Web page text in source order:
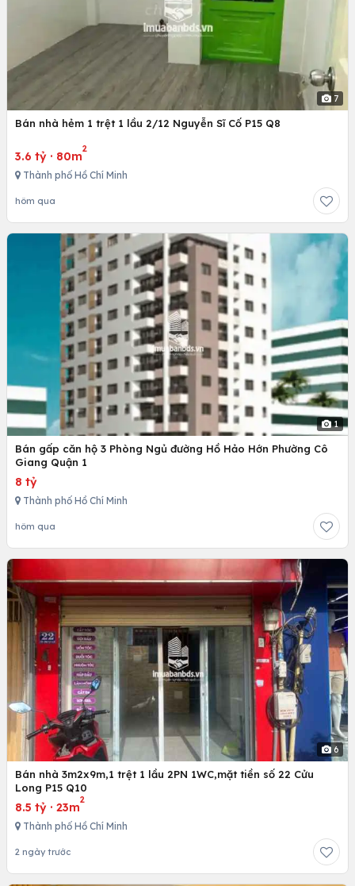
7
Bán nhà hẻm 1 trệt 1 lầu 2/12 Nguyễn Sĩ Cố P15 Q8
3.6 tỷ · 80m
2
Thành phố Hồ Chí Minh
hôm qua
1
Bán gấp căn hộ 3 Phòng Ngủ đường Hồ Hảo Hớn Phường Cô
Giang Quận 1
8 tỷ
Thành phố Hồ Chí Minh
hôm qua
6
Bán nhà 3m2x9m,1 trệt 1 lầu 2PN 1WC,mặt tiền số 22 Cửu
Long P15 Q10
8.5 tỷ · 23m
2
Thành phố Hồ Chí Minh
2 ngày trước